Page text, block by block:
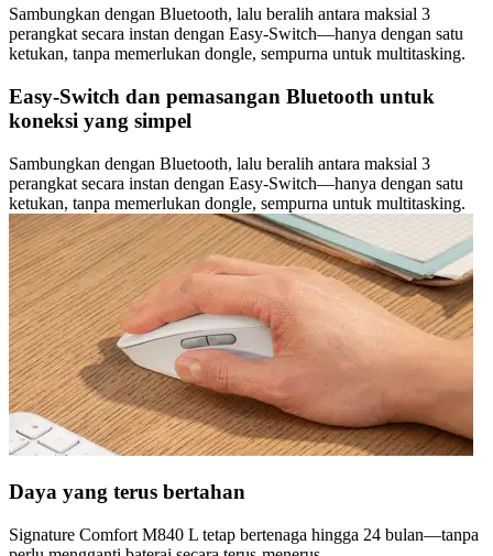
Sambungkan dengan Bluetooth, lalu beralih antara maksial 3
perangkat secara instan dengan Easy-Switch—hanya dengan satu
ketukan, tanpa memerlukan dongle, sempurna untuk multitasking.
Easy-Switch dan pemasangan Bluetooth untuk
koneksi yang simpel
Sambungkan dengan Bluetooth, lalu beralih antara maksial 3
perangkat secara instan dengan Easy-Switch—hanya dengan satu
ketukan, tanpa memerlukan dongle, sempurna untuk multitasking.
Daya yang terus bertahan
Signature Comfort M840 L tetap bertenaga hingga 24 bulan—tanpa